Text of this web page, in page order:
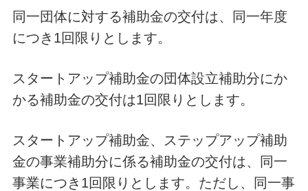
同一団体に対する補助金の交付は、同一年度
につき1回限りとします。
スタートアップ補助金の団体設立補助分にか
かる補助金の交付は1回限りとします。
スタートアップ補助金、ステップアップ補助
金の事業補助分に係る補助金の交付は、同一
事業につき1回限りとします。ただし、同一事